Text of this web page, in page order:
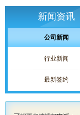
新闻资讯
公司新闻
行业新闻
最新签约